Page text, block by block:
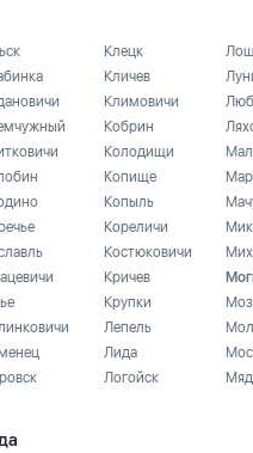
Клецк
Кличев
Климовичи
Кобрин
Колодищи
Копище
Копыль
Кореличи
Костюковичи
Кричев
Крупки
Лепель
Лида
Логойск